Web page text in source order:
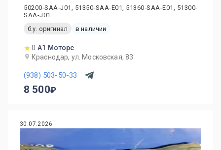
50200-SAA-J01, 51350-SAA-E01, 51360-SAA-E01, 51300-
SAA-J01
б.у. оригинал
в наличии
0 А1 Моторс
Краснодар, ул. Московская, 83
(938) 503-50-33
8 500
30.07.2026